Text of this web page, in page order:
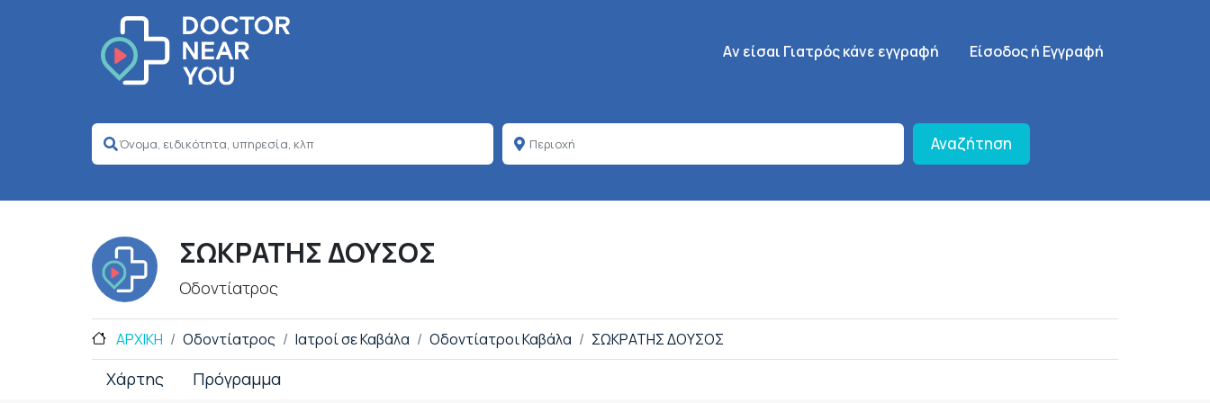
Κεντρική πλοήγηση
Aν είσαι Γιατρός κάνε εγγραφή SignUp Menu
Είσοδος ή Εγγραφή
Αναζήτηση
ΣΩΚΡΑΤΗΣ ΔΟΥΣΟΣ
Οδοντίατρος
ΑΡΧΙΚΗ Οδοντίατρος Ιατροί σε Καβάλα Οδοντίατροι Καβάλα ΣΩΚΡΑΤΗΣ ΔΟΥΣΟΣ
Χάρτης Πρόγραμμα